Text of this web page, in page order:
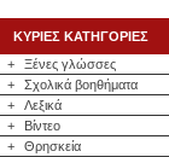
ΚΥΡΙΕΣ ΚΑΤΗΓΟΡΙΕΣ
+
Ξένες γλώσσες
+
Σχολικά βοηθήματα
+
Λεξικά
+
Βίντεο
+
Θρησκεία